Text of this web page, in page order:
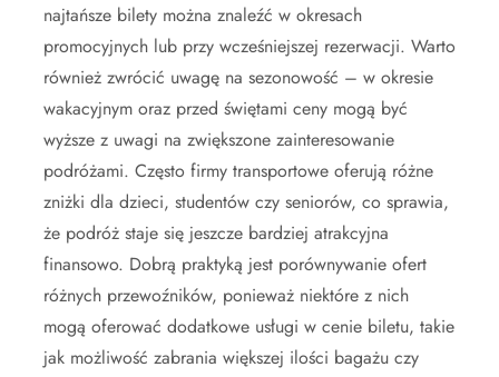
najtańsze bilety można znaleźć w okresach
promocyjnych lub przy wcześniejszej rezerwacji. Warto
również zwrócić uwagę na sezonowość – w okresie
wakacyjnym oraz przed świętami ceny mogą być
wyższe z uwagi na zwiększone zainteresowanie
podróżami. Często firmy transportowe oferują różne
zniżki dla dzieci, studentów czy seniorów, co sprawia,
że podróż staje się jeszcze bardziej atrakcyjna
finansowo. Dobrą praktyką jest porównywanie ofert
różnych przewoźników, ponieważ niektóre z nich
mogą oferować dodatkowe usługi w cenie biletu, takie
jak możliwość zabrania większej ilości bagażu czy